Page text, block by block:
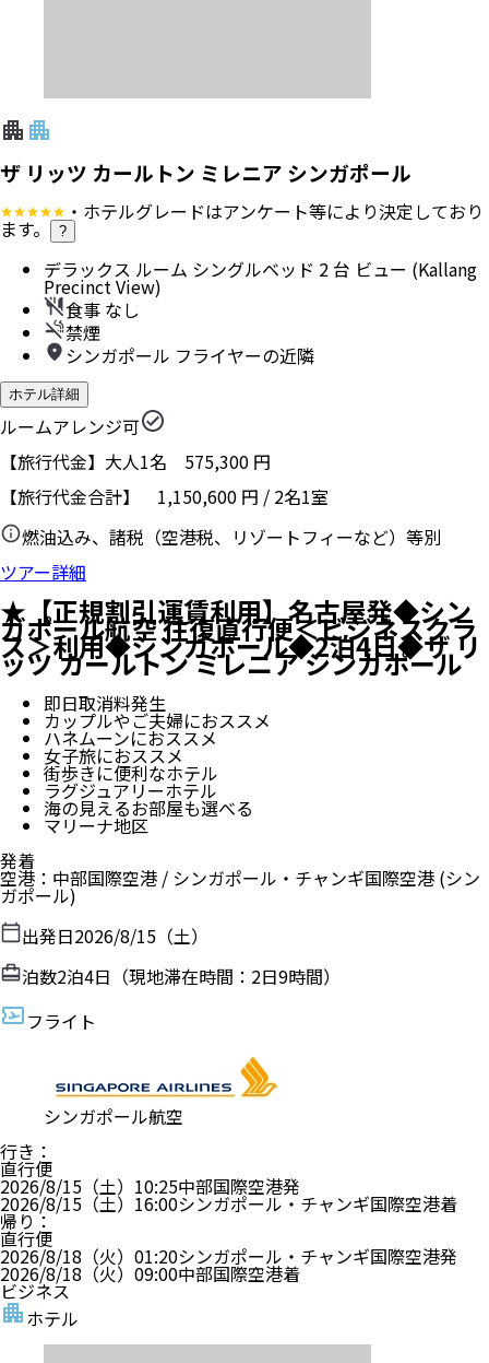
ザ リッツ カールトン ミレニア シンガポール
・ホテルグレードはアンケート等により決定しており
ます。 ?
デラックス ルーム シングルベッド 2 台 ビュー (Kallang
Precinct View)
食事 なし
禁煙
シンガポール フライヤーの近隣
ホテル詳細
ルームアレンジ可
【旅行代金】大人1名 575,300 円
【旅行代金合計】 1,150,600 円 / 2名1室
燃油込み、諸税（空港税、リゾートフィーなど）等別
ツアー詳細
★【正規割引運賃利用】名古屋発◆シン
ガポール航空 往復直行便＜ビジネスクラ
ス＞利用◆シンガポール◆2泊4日◆ザ リ
ッツ カールトン ミレニア シンガポール
即日取消料発生
カップルやご夫婦におススメ
ハネムーンにおススメ
女子旅におススメ
街歩きに便利なホテル
ラグジュアリーホテル
海の見えるお部屋も選べる
マリーナ地区
発着
空港 ： 中部国際空港 / シンガポール・チャンギ国際空港 (シン
ガポール)
出発日2026/8/15（土）
泊数2泊4日（現地滞在時間： 2日9時間）
フライト
シンガポール航空
行き ：
直行便
2026/8/15（土） 10:25中部国際空港発
2026/8/15（土） 16:00シンガポール・チャンギ国際空港着
帰り ：
直行便
2026/8/18（火） 01:20シンガポール・チャンギ国際空港発
2026/8/18（火） 09:00中部国際空港着
ビジネス
ホテル